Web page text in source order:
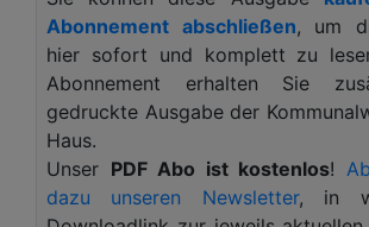
ermöglicht der Stadt nicht nur den
auf die verfügbaren Messdaten,
erstmalig eine zentrale
und Überwachung aller Gebäude
PC – inklusive eines
Energiemonitorings. Natalie
für Gebäudemanagement bringt
Abonnement abschließen, um
hier sofort und komplett zu
Abonnement erhalten Sie
gedruckte Ausgabe der
Haus.
Unser PDF Abo ist kostenlos!
dazu unseren Newsletter, in